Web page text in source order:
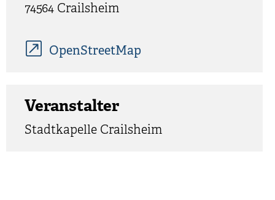
74564 Crailsheim
OpenStreetMap
Veranstalter
Stadtkapelle Crailsheim